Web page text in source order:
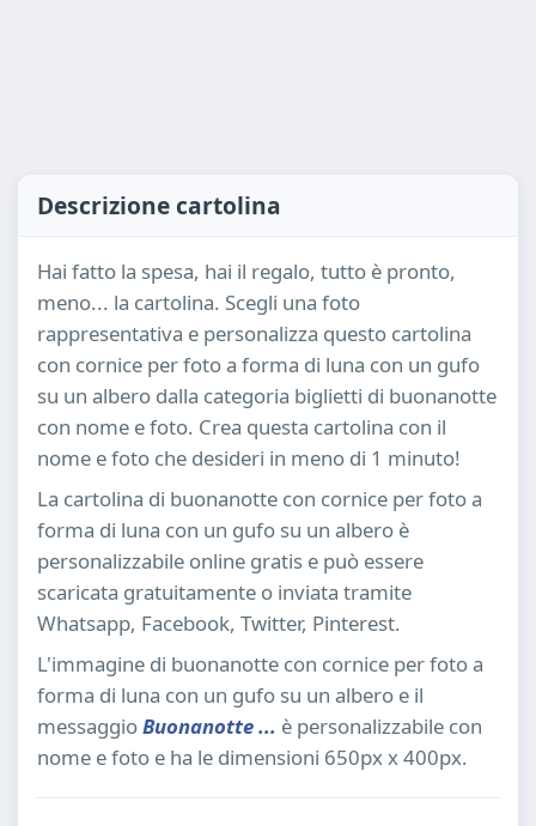
Descrizione cartolina
Hai fatto la spesa, hai il regalo, tutto è pronto,
meno... la cartolina. Scegli una foto
rappresentativa e personalizza questo cartolina
con cornice per foto a forma di luna con un gufo
su un albero dalla categoria biglietti di buonanotte
con nome e foto. Crea questa cartolina con il
nome e foto che desideri in meno di 1 minuto!
La cartolina di buonanotte con cornice per foto a
forma di luna con un gufo su un albero è
personalizzabile online gratis e può essere
scaricata gratuitamente o inviata tramite
Whatsapp, Facebook, Twitter, Pinterest.
L'immagine di buonanotte con cornice per foto a
forma di luna con un gufo su un albero e il
messaggioBuonanotte ... è personalizzabile con
nome e foto e ha le dimensioni 650px x 400px.